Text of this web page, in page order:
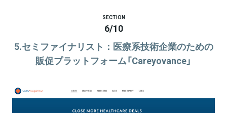
SECTION
6/10
5.セミファイナリスト：医療系技術企業のための
販促プラットフォーム「Careyovance」